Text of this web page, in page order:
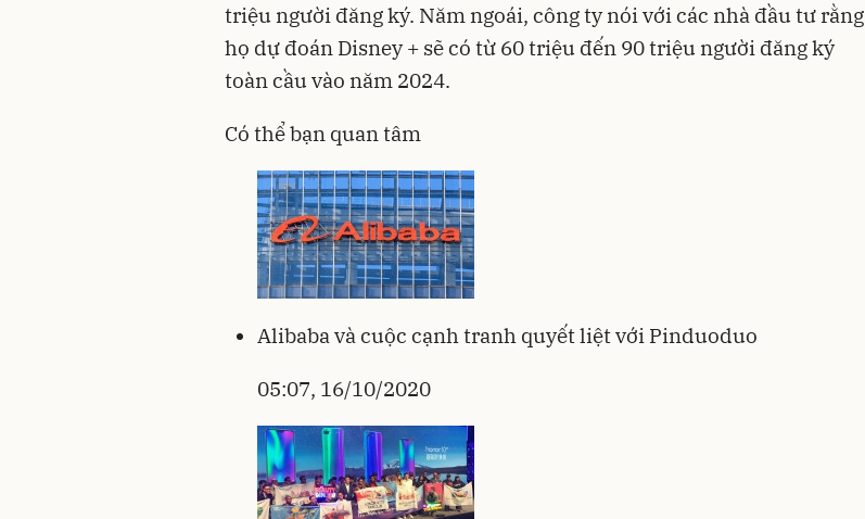
triệu người đăng ký. Năm ngoái, công ty nói với các nhà đầu tư rằng
họ dự đoán Disney + sẽ có từ 60 triệu đến 90 triệu người đăng ký
toàn cầu vào năm 2024.
Có thể bạn quan tâm
Alibaba và cuộc cạnh tranh quyết liệt với Pinduoduo
05:07, 16/10/2020